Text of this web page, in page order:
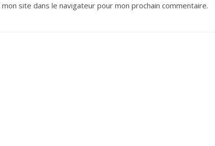
site dans le navigateur pour mon prochain commentaire.